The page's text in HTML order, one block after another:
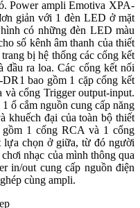
Power ampli Emotiva XPA-
giản với 1 đèn LED ở mặt
có những đèn LED màu
số kênh âm thanh của thiết
bị hệ thống các cổng kết
đầu ra loa. Các cổng kết nối
bao gồm 1 cặp cổng kết
và cổng Trigger output-input.
ổ cắm nguồn cung cấp năng
khuếch đại của toàn bộ thiết
1 cổng RCA và 1 cổng
lựa chọn ở giữa, từ đó người
nhạc của mình thông qua
in/out cung cấp nguồn điện
cùng ampli.